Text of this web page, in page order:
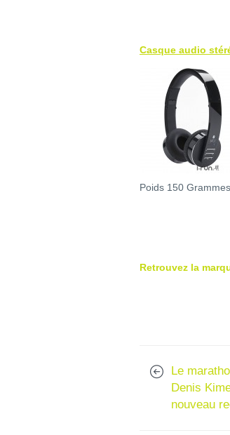
Casque audio
Poids 150 Grammes.
Retrouvez la
Le
Denis
nouveau